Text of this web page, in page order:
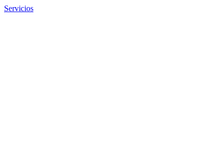
Servicios